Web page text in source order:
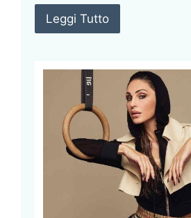
Leggi Tutto